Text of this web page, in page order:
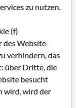
zu nutzen.
(f)
des Website-
verhindern, das
über Dritte, die
besucht
wird, wird der